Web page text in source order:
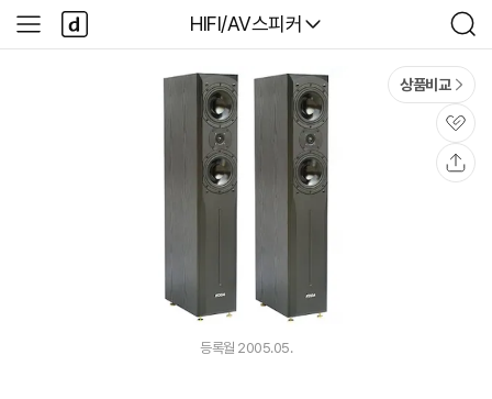
다나와
HIFI/AV스피커
검
색
사
이
다
나
와
상품비교
관
심
등록월 2005.05.